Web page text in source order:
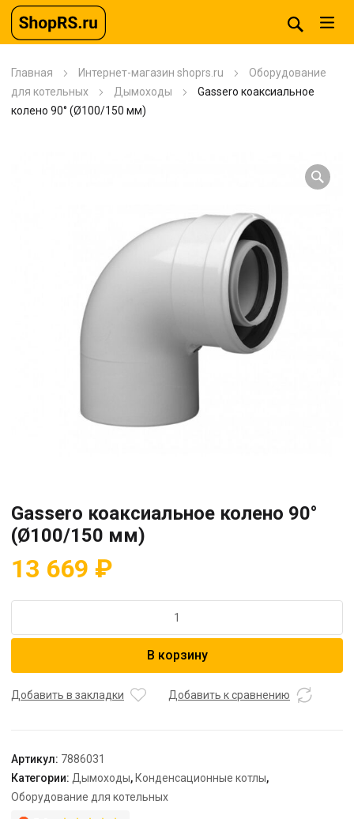
Главная Интернет-магазин shoprs.ru
Оборудование
для котельных
Дымоходы
Gassero коаксиальное
колено 90° (Ø100/150 мм)
Gassero коаксиальное колено 90°
(Ø100/150 мм)
13 669 ₽
Gassero
90°
В корзину
Добавить в закладки Добавить к сравнению
Артикул: 7886031
Категории: Дымоходы, Конденсационные котлы,
Оборудование для котельных